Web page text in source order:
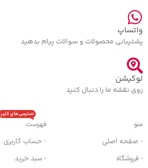
واتساپ
پشتیبانی محصولات و سوالات پیام بدهید
لوکیشن
روی نقشه ما را دنبال کنید
منو
- صفحه اصلی
- فروشگاه
فهرست
دسترسی های کاربر
- حساب کاربری
- سبد خرید